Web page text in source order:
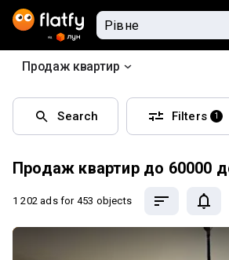
Продаж квартир
Search Filters 1
Продаж квартир до 60000
1 202 ads for 453 objects